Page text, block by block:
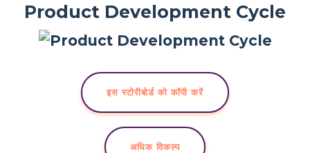
Product Development Cycle
इस स्टोरीबोर्ड को कॉपी करें
अधिक विकल्प